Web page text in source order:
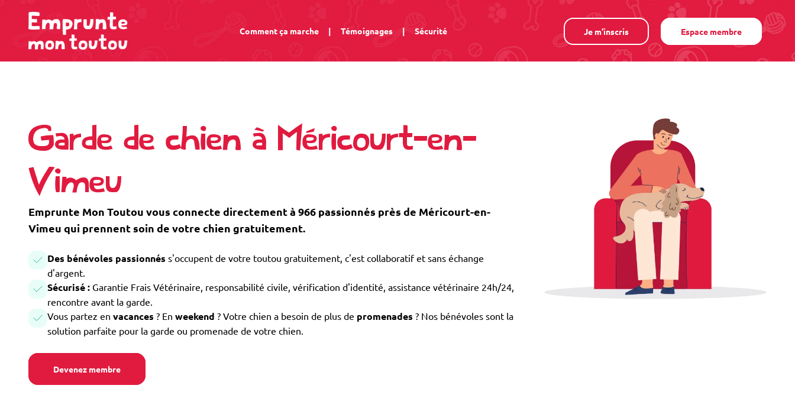
Comment ça marche | Témoignages | Sécurité Je m'inscris Espace membre
Garde de chien à Méricourt-en-
Vimeu
Emprunte Mon Toutou vous connecte directement à 966 passionnés près de Méricourt-en-
Vimeu qui prennent soin de votre chien gratuitement.
Des bénévoles passionnés s'occupent de votre toutou gratuitement, c'est collaboratif et sans échange
d'argent.
Sécurisé : Garantie Frais Vétérinaire, responsabilité civile, vérification d'identité, assistance vétérinaire 24h/24,
rencontre avant la garde.
Vous partez en vacances ? En weekend ? Votre chien a besoin de plus de promenades ? Nos bénévoles sont la
solution parfaite pour la garde ou promenade de votre chien.
Devenez membre